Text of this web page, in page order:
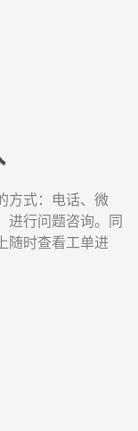
方式：电话、微
进行问题咨询。同
随时查看工单进